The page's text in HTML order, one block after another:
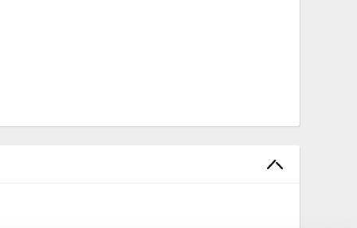
można zastosować dodatkowy przekaźnik